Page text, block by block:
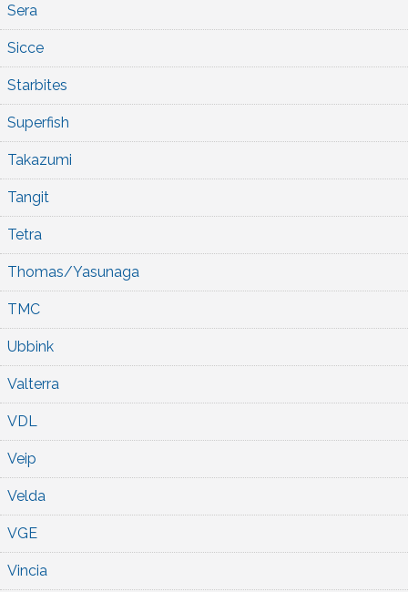
Sera
Sicce
Starbites
Superfish
Takazumi
Tangit
Tetra
Thomas/Yasunaga
TMC
Ubbink
Valterra
VDL
Veip
Velda
VGE
Vincia